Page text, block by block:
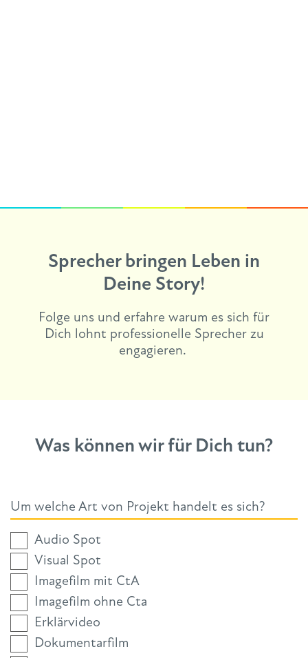
Sprecher bringen Leben in
Deine Story!
Folge uns und erfahre warum es sich für
Dich lohnt professionelle Sprecher zu
engagieren.
Was können wir für Dich tun?
Um welche Art von Projekt handelt es sich?
Audio Spot
Visual Spot
Imagefilm mit CtA
Imagefilm ohne Cta
Erklärvideo
Dokumentarfilm